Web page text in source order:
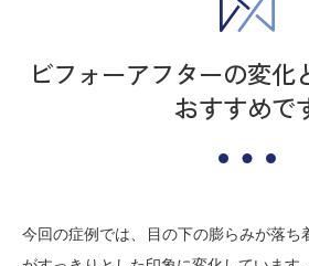
ビフォーアフターの変化
おすすめで
今回の症例では、目の下の膨らみが落ち